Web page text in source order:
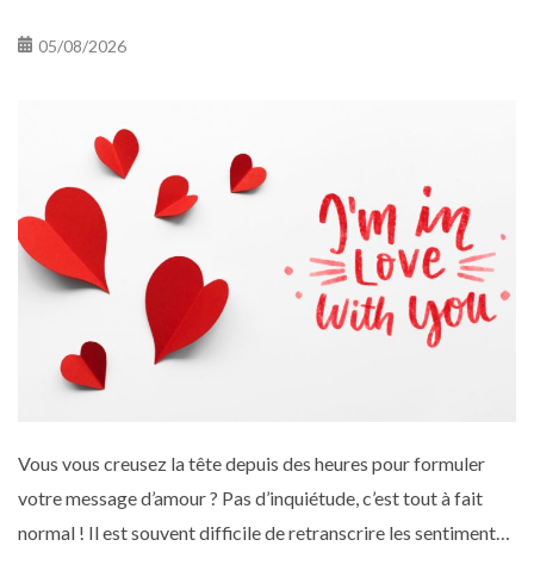
05/08/2026
Vous vous creusez la tête depuis des heures pour formuler
votre message d’amour ? Pas d’inquiétude, c’est tout à fait
normal ! Il est souvent difficile de retranscrire les sentiments